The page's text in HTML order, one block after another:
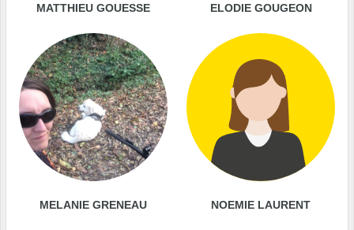
MATTHIEU GOUESSE ELODIE GOUGEON
MELANIE GRENEAU NOEMIE LAURENT